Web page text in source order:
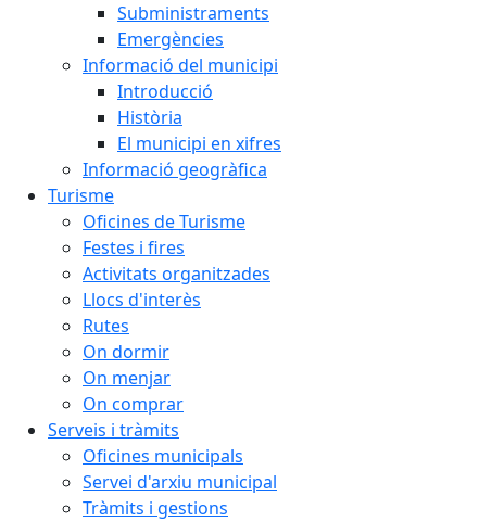
Subministraments
Emergències
Informació del municipi
Introducció
Història
El municipi en xifres
Informació geogràfica
Turisme
Oficines de Turisme
Festes i fires
Activitats organitzades
Llocs d'interès
Rutes
On dormir
On menjar
On comprar
Serveis i tràmits
Oficines municipals
Servei d'arxiu municipal
Tràmits i gestions